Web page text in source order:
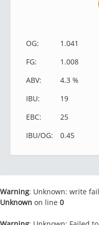
OG:
1.041
FG:
1.008
ABV:
4.3 %
IBU:
19
EBC:
25
IBU/OG:
0.45
Warning: Unknown: write
Unknown on line 0